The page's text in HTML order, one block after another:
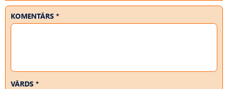
KOMENTĀRS *
VĀRDS *